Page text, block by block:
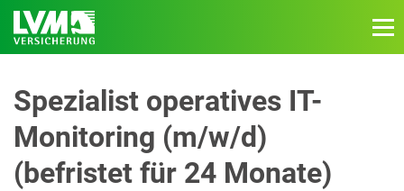
Spezialist operatives IT-
Monitoring (m/w/d)
(befristet für 24 Monate)